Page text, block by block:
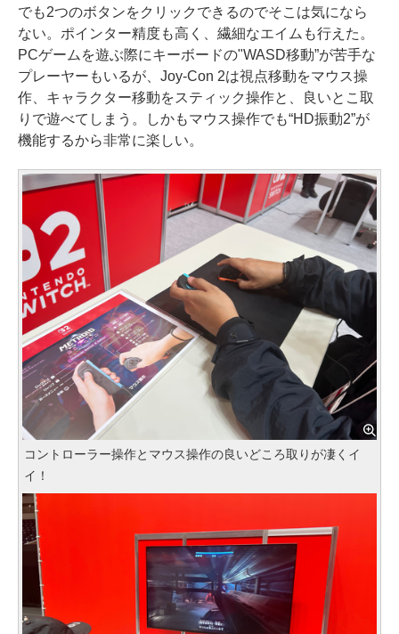
でも2つのボタンをクリックできるのでそこは気になら
ない。ポインター精度も高く、繊細なエイムも行えた。
PCゲームを遊ぶ際にキーボードの"WASD移動”が苦手な
プレーヤーもいるが、Joy-Con 2は視点移動をマウス操
作、キャラクター移動をスティック操作と、良いとこ取
りで遊べてしまう。しかもマウス操作でも“HD振動2”が
機能するから非常に楽しい。
コントローラー操作とマウス操作の良いどころ取りが凄くイ
イ！